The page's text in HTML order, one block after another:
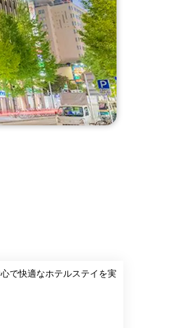
で快適なホテルステイを実